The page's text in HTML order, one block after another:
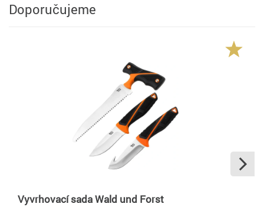
Doporučujeme
Vyvrhovací sada Wald und Forst